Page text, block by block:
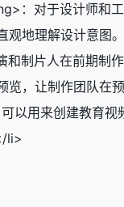
：对于设计师和
观地理解设计意
制片人在前期制
览，让制作团队在
用来创建教育视
li>